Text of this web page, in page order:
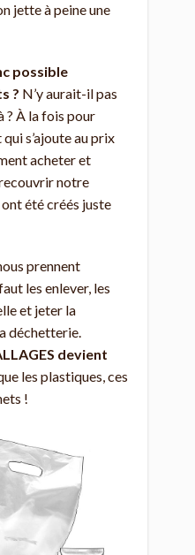
jette à peine une
possible
? N’y aurait-il pas
? À la fois pour
s’ajoute au prix
acheter et
notre
été créés juste
prennent
les enlever, les
et jeter la
déchetterie.
devient
les plastiques, ces
!